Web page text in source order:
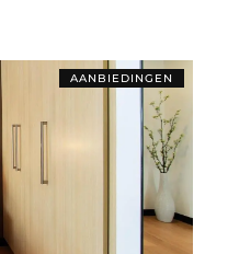
AANBIEDINGEN